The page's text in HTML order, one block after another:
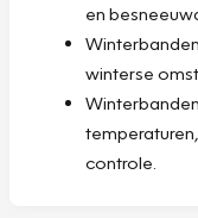
en
winterse
controle.